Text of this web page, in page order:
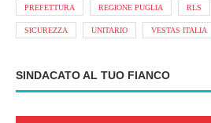
PREFETTURA REGIONE PUGLIA RLS
SICUREZZA UNITARIO VESTAS ITALIA
SINDACATO AL TUO FIANCO